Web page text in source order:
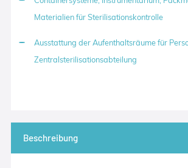
Materialien für Sterilisationskontrolle
Ausstattung der Aufenthaltsräume für
Zentralsterilisationsabteilung
Beschreibung